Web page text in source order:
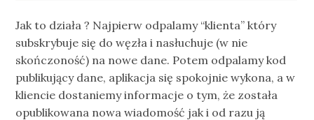
Jak to działa ? Najpierw odpalamy “klienta” który
subskrybuje się do węzła i nasłuchuje (w nie
skończoność) na nowe dane. Potem odpalamy kod
publikujący dane, aplikacja się spokojnie wykona, a w
kliencie dostaniemy informacje o tym, że została
opublikowana nowa wiadomość jak i od razu ją